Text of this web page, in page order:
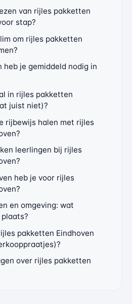
van rijles pakketten
stap?
om rijles pakketten
heb je gemiddeld nodig in
in rijles pakketten
juist niet)?
rijbewijs halen met rijles
leerlingen bij rijles
heb je voor rijles
en omgeving: wat
pakketten Eindhoven
over rijles pakketten